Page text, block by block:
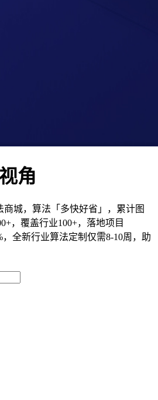
角
城，算法「多快好省」，累计图
，覆盖行业100+，落地项目
，全新行业算法定制仅需8-10周，助